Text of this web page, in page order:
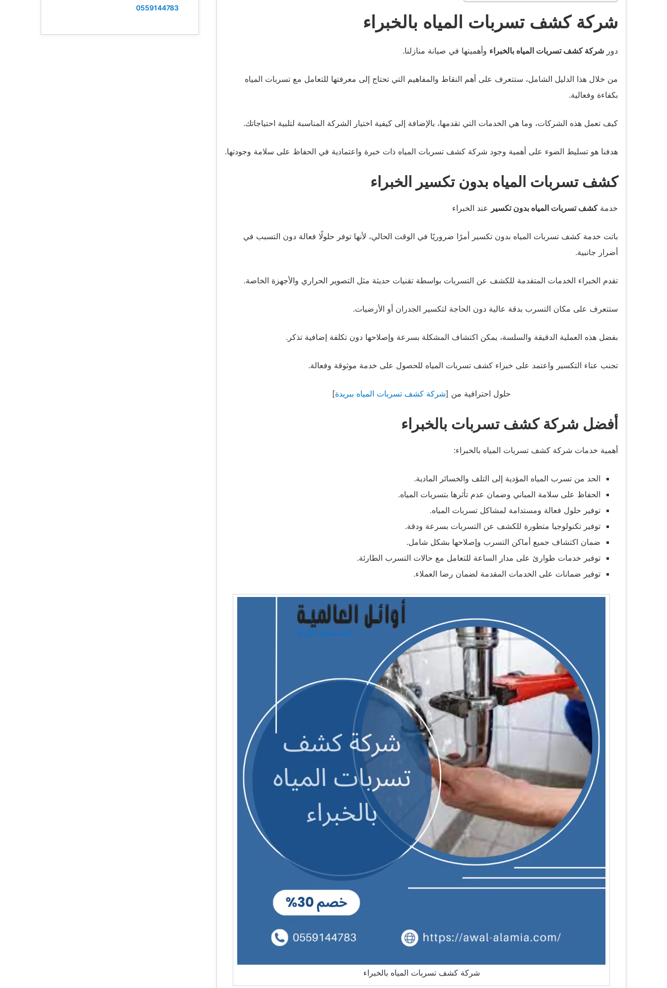
شركة كشف تسربات المياه بالخبراء
دور شركة كشف تسربات المياه بالخبراء وأهميتها في صيانة منازلنا.
من خلال هذا الدليل الشامل، ستتعرف على أهم النقاط والمفاهيم التي تحتاج إلى معرفتها للتعامل مع تسربات المياه
بكفاءة وفعالية.
كيف تعمل هذه الشركات، وما هي الخدمات التي تقدمها، بالإضافة إلى كيفية اختيار الشركة المناسبة لتلبية احتياجاتك.
هدفنا هو تسليط الضوء على أهمية وجود شركة كشف تسربات المياه ذات خبرة واعتمادية في الحفاظ على سلامة وجودتها.
كشف تسربات المياه بدون تكسير الخبراء
خدمةكشف تسربات المياه بدون تكسير عند الخبراء
باتت خدمة كشف تسربات المياه بدون تكسير أمرًا ضروريًا في الوقت الحالي، لأنها توفر حلولًا فعالة دون التسبب في
أضرار جانبية.
تقدم الخبراء الخدمات المتقدمة للكشف عن التسربات بواسطة تقنيات حديثة مثل التصوير الحراري والأجهزة الخاصة.
ستتعرف على مكان التسرب بدقة عالية دون الحاجة لتكسير الجدران أو الأرضيات.
بفضل هذه العملية الدقيقة والسلسة، يمكن اكتشاف المشكلة بسرعة وإصلاحها دون تكلفة إضافية تذكر.
تجنب عناء التكسير واعتمد على خبراء كشف تسربات المياه للحصول على خدمة موثوقة وفعالة.
حلول احترافية من [شركة كشف تسربات المياه ببريدة]
أفضل شركة كشف تسربات بالخبراء
أهمية خدمات شركة كشف تسربات المياه بالخبراء:
الحد من تسرب المياه المؤدية إلى التلف والخسائر المادية.
الحفاظ على سلامة المباني وضمان عدم تأثرها بتسربات المياه.
توفير حلول فعالة ومستدامة لمشاكل تسربات المياه.
توفير تكنولوجيا متطورة للكشف عن التسربات بسرعة ودقة.
ضمان اكتشاف جميع أماكن التسرب وإصلاحها بشكل شامل.
توفير خدمات طوارئ على مدار الساعة للتعامل مع حالات التسرب الطارئة.
توفير ضمانات على الخدمات المقدمة لضمان رضا العملاء.
شركة كشف تسربات المياه بالخبراء
0559144783